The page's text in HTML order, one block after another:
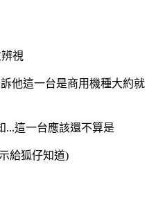
視
他這一台是商用機種大約就
...這一台應該還不算是
給狐仔知道)